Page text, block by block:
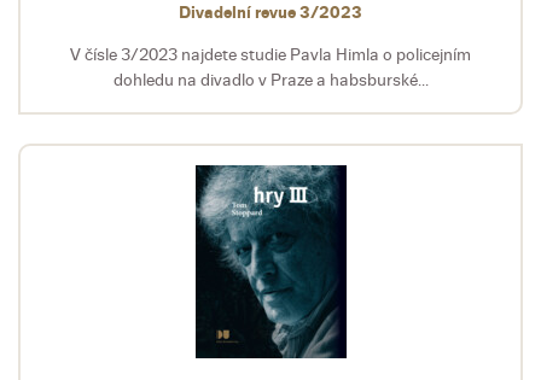
Divadelní revue 3/2023
V čísle 3/2023 najdete studie Pavla Himla o policejním
dohledu na divadlo v Praze a habsburské...